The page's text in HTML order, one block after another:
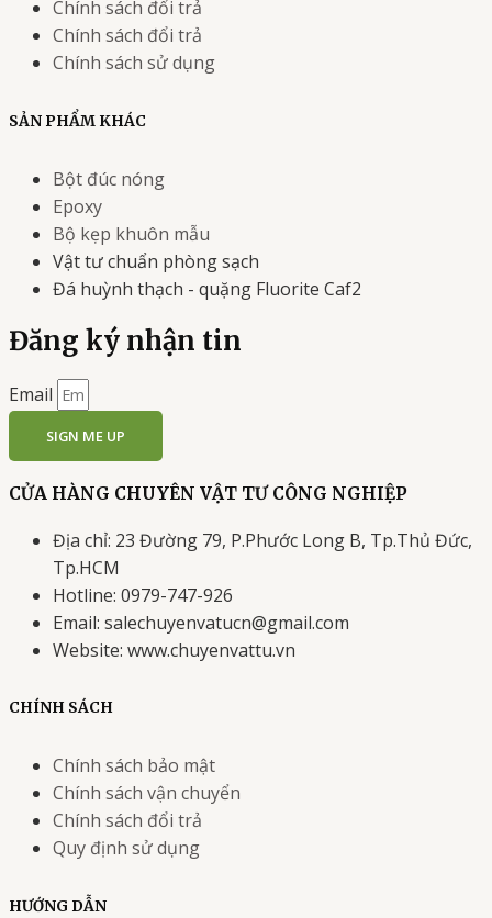
Chính sách đổi trả
Chính sách đổi trả
Chính sách sử dụng
SẢN PHẨM KHÁC
Bột đúc nóng
Epoxy
Bộ kẹp khuôn mẫu
Vật tư chuẩn phòng sạch
Đá huỳnh thạch - quặng Fluorite Caf2
Đăng ký nhận tin
Email
SIGN ME UP
CỬA HÀNG CHUYÊN VẬT TƯ CÔNG NGHIỆP
Địa chỉ: 23 Đường 79, P.Phước Long B, Tp.Thủ Đức,
Tp.HCM
Hotline: 0979-747-926
Email: salechuyenvatucn@gmail.com
Website: www.chuyenvattu.vn
CHÍNH SÁCH
Chính sách bảo mật
Chính sách vận chuyển
Chính sách đổi trả
Quy định sử dụng
HƯỚNG DẪN